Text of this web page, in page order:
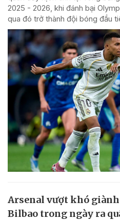
2025 - 2026, khi đánh bại
qua đó trở thành đội bóng đầu
Arsenal vượt khó
Bilbao trong ngày ra